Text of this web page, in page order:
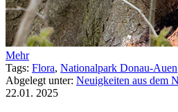
Mehr
Tags: Flora, Nationalpark Donau-Auen
Abgelegt unter: Neuigkeiten aus dem
22.01. 2025